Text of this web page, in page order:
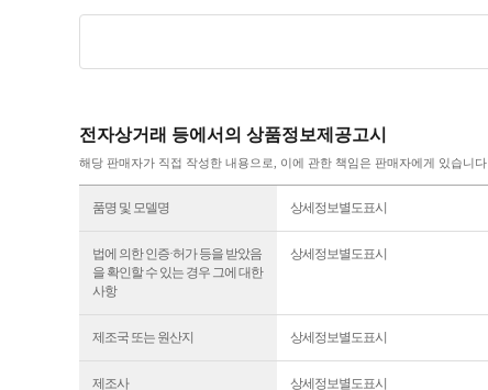
전자상거래 등에서의 상품정보제공고시
해당 판매자가 직접 작성한 내용으로, 이에 관한 책임은 판매자에게 있습니다
품명 및 모델명 상세정보별도표시
법에 의한 인증·허가 등을 받았음
을 확인할 수 있는 경우 그에 대한
사항
상세정보별도표시
제조국 또는 원산지 상세정보별도표시
제조사 상세정보별도표시